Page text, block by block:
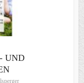
UND